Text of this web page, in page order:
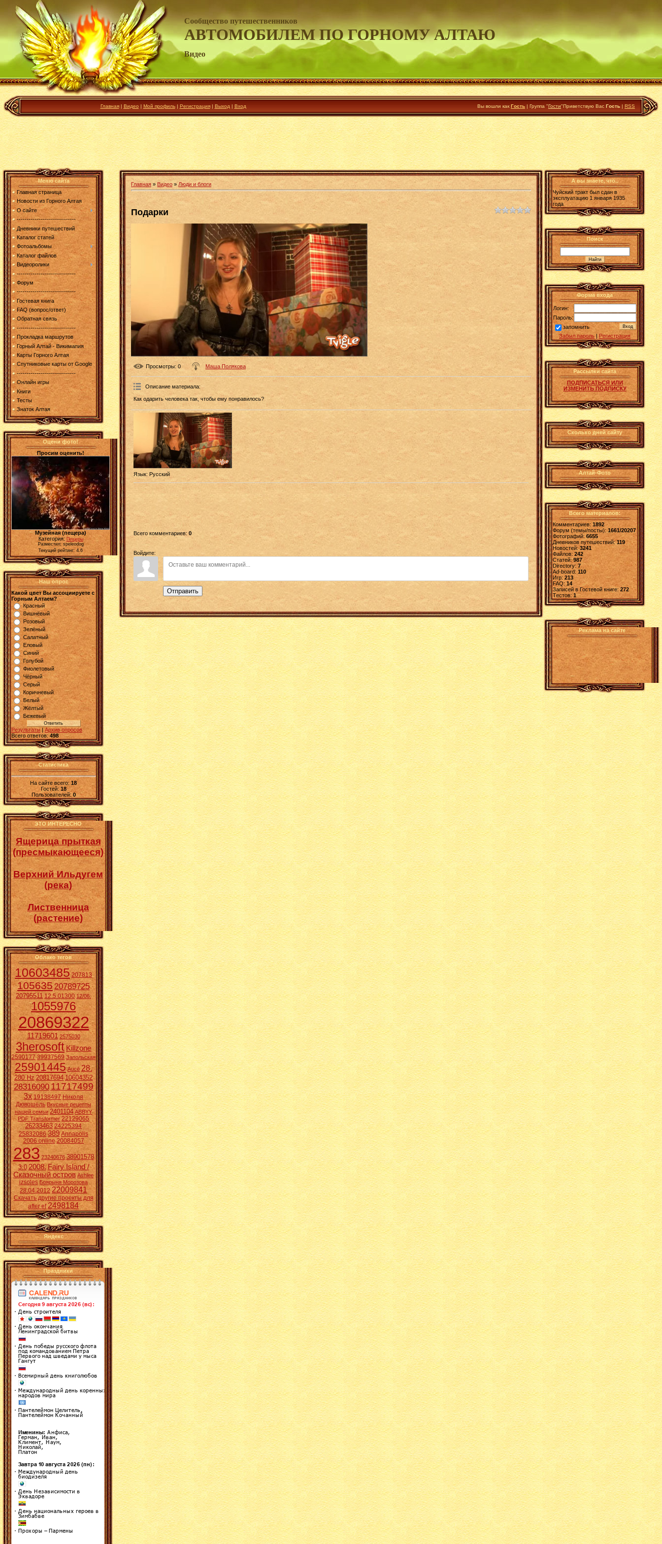
Сообщество путешественников
АВТОМОБИЛЕМ ПО ГОРНОМУ АЛТАЮ
Видео
Главная| Видео| Мой профиль| Регистрация| Выход | Вход Вы вошли как Гость | Группа "Гости"Приветствую Вас Гость | RSS
Меню сайта
Главная страница
Новости из Горного Алтая
О сайте
------------------------------
Дневники путешествий
Каталог статей
Фотоальбомы
Каталог файлов
Видеоролики
------------------------------
Форум
------------------------------
Гостевая книга
FAQ (вопрос/ответ)
Обратная связь
------------------------------
Прокладка маршрутов
Горный Алтай - Викимапия
Карты Горного Алтая
Спутниковые карты от Google
------------------------------
Онлайн игры
Книги
Тесты
Знаток Алтая
Оцени фото!
Просим оценить!
Музейная (пещера)
Категория:Пещеры
Разместил: speleodog
Текущий рейтинг: 4.6
Наш опрос
Какой цвет Вы ассоциируете с
Горным Алтаем?
Красный
Вишнёвый
Розовый
Зелёный
Салатный
Еловый
Синий
Голубой
Фиолетовый
Чёрный
Серый
Коричневый
Белый
Жёлтый
Бежевый
Результаты | Архив опросов
Всего ответов: 498
Статистика
На сайте всего:18
Гостей: 18
Пользователей: 0
ЭТО ИНТЕРЕСНО
Ящерица прыткая
(пресмыкающееся)
Верхний Ильдугем
(река)
Лиственница
(растение)
Облако тегов
10603485 207813
10563520789725
20795511 12.5.01300 12/06.
1055976
20869322
11719601 2575030
3herosoft Killzone
2590177 39937569 Запольская
25901445 Aucē 28.
280 Hz 20817694 10604352
2831609011717499
3x 19138497 Николя
Дювошель Вкусные рецепты
нашей семьи 2401104 ABBYY
PDF Transformer 22129065
26233463 24225394
25832086 389 Annapolis
2006 online 20084057
283 23240676 38901578
3:0 2008. Fairy Island /
Сказочный остров Ashlee
izsoles Боярыня Морозова
28.04.2012 22009841
Скачать другие проекты для
after ef 2498184
Яндекс
Праздники
Главная » Видео» Люди и блоги
Подарки
Просмотры: 0 Маша Полякова
Описание материала:
Как одарить человека так, чтобы ему понравилось?
Язык: Русский
Всего комментариев: 0
Войдите:
Отправить
А вы знаете, что..
Чуйский тракт был сдан в
эксплуатацию 1 января 1935
года
Поиск
Форма входа
Логин:
Пароль:
запомнить
Забыл пароль | Регистрация
Рассылки сайта
ПОДПИСАТЬСЯ ИЛИ
ИЗМЕНИТЬ ПОДПИСКУ
Сколько дней сайту
Алтай-Фото
Всего материалов:
Комментариев: 1892
Форум (темы/посты):1661/20207
Фотографий:6655
Дневников путешествий:119
Новостей:3241
Файлов: 242
Статей:987
Directory: 7
Ad-board:110
Игр: 213
FAQ:14
Записей в Гостевой книге:272
Tестов: 1
Реклама на сайте